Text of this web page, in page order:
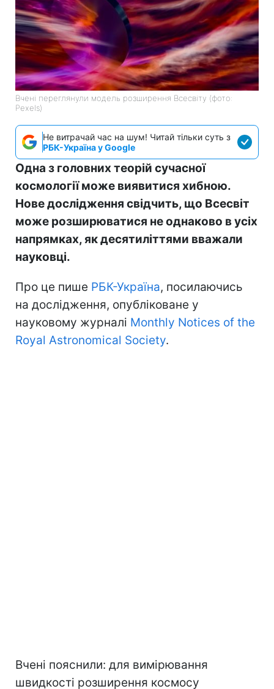
Вчені переглянули модель розширення Всесвіту (фото:
Pexels)
Не витрачай час на шум! Читай тільки суть з
РБК-Україна у Google
Одна з головних теорій сучасної
космології може виявитися хибною.
Нове дослідження свідчить, що Всесвіт
може розширюватися не однаково в усіх
напрямках, як десятиліттями вважали
науковці.
Про це пише РБК-Україна, посилаючись
на дослідження, опубліковане у
науковому журналі Monthly Notices of the
Royal Astronomical Society.
Вчені пояснили: для вимірювання
швидкості розширення космосу